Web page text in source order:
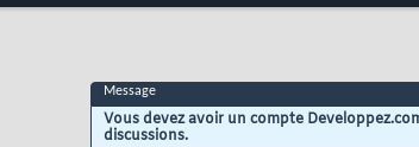
Message
Vous devez avoir un compte
discussions.